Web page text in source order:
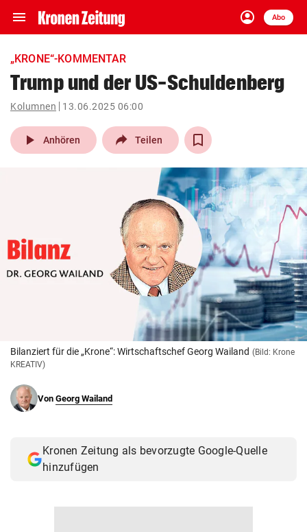
menu Navigation
ein-/ausklappen
account_circle
Anmelden
Abo
close Schließen
account_circle Anmelden
pin_drop
arrow_right
search
eingeben
© Krone Multimedia GmbH & Co KG 2026
„KRONE“-KOMMENTAR
Trump und der US-Schuldenberg
Kolumnen 13.06.2025 06:00
play_arrow Anhören Teilen
Bilanziert für die „Krone“: Wirtschaftschef Georg Wailand (Bild: Krone
KREATIV)
Von Georg Wailand
Kronen Zeitung als bevorzugte Google-Quelle
hinzufügen